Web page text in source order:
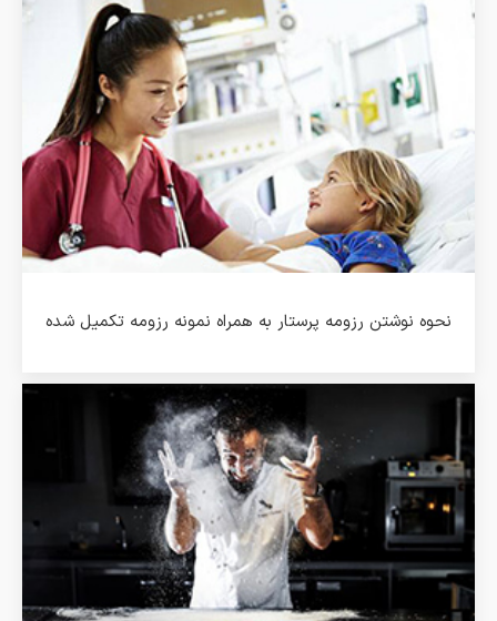
نحوه نوشتن رزومه پرستار به همراه نمونه رزومه تکمیل شده